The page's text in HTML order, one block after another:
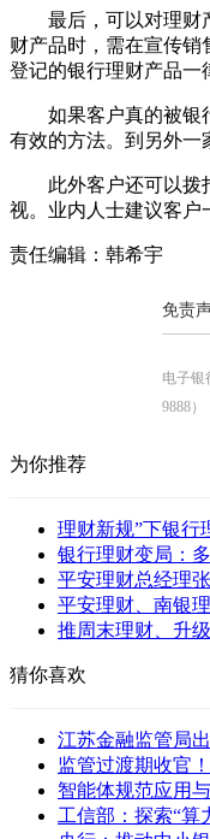
最后，可以对理财产
财产品时，需在宣传销
登记的银行理财产品一
如果客户真的被银行
有效的方法。到另外一
此外客户还可以拨打
视。业内人士建议客户
责任编辑：韩希宇
免责
电子银
9888
为你推荐
理财新规”下银行
银行理财变局：
平安理财总经理
平安理财、南银
推周末理财、升
猜你喜欢
江苏金融监管局
监管过渡期收官
智能体规范应用
工信部：探索“算